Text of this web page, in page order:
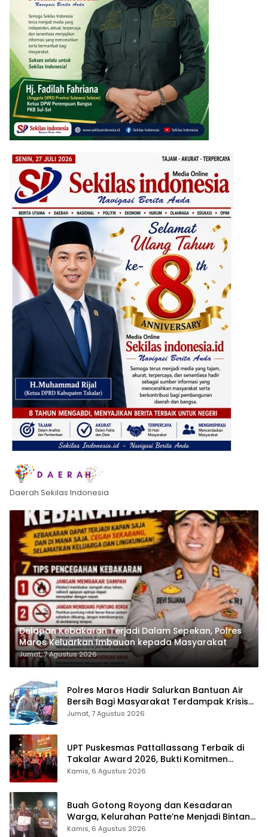
Daerah Sekilas Indonesia
Delapan Kebakaran Terjadi Dalam Sepekan, Polres
Maros Keluarkan Imbauan kepada Masyarakat
Jumat, 7 Agustus 2026
Polres Maros Hadir Salurkan Bantuan Air
Bersih Bagi Masyarakat Terdampak Krisis
Air Bersih Di Maros
Jumat, 7 Agustus 2026
UPT Puskesmas Pattallassang Terbaik di
Takalar Award 2026, Bukti Komitmen
Hadirkan Pelayanan Kesehatan Berkualitas
Kamis, 6 Agustus 2026
Buah Gotong Royong dan Kesadaran
Warga, Kelurahan Patte’ne Menjadi Bintang
Takalar Award 2026
Kamis, 6 Agustus 2026